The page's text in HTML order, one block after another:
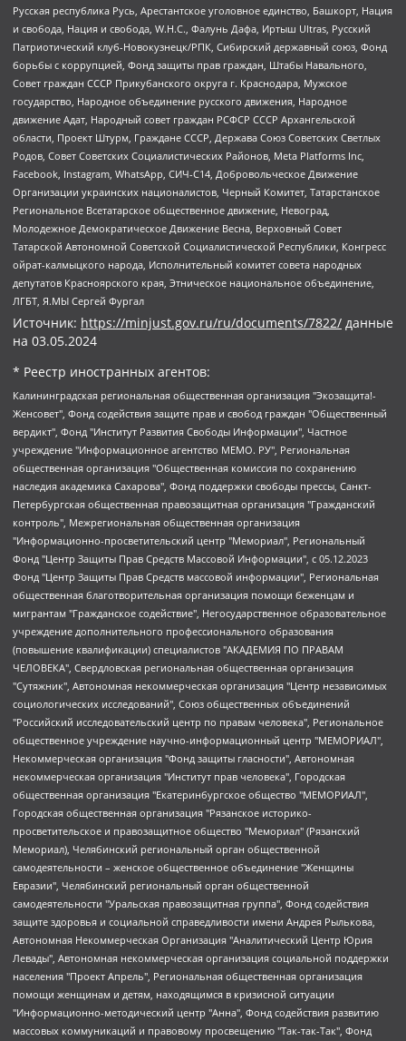
Русская республика Русь, Арестантское уголовное единство, Башкорт, Нация
и свобода, Нация и свобода, W.H.С., Фалунь Дафа, Иртыш Ultras, Русский
Патриотический клуб-Новокузнецк/РПК, Сибирский державный союз, Фонд
борьбы с коррупцией, Фонд защиты прав граждан, Штабы Навального,
Совет граждан СССР Прикубанского округа г. Краснодара, Мужское
государство, Народное объединение русского движения, Народное
движение Адат, Народный совет граждан РСФСР СССР Архангельской
области, Проект Штурм, Граждане СССР, Держава Союз Советских Светлых
Родов, Совет Советских Социалистических Районов, Meta Platforms Inc,
Facebook, Instagram, WhatsApp, СИЧ-С14, Добровольческое Движение
Организации украинских националистов, Черный Комитет, Татарстанское
Региональное Всетатарское общественное движение, Невоград,
Молодежное Демократическое Движение Весна, Верховный Совет
Татарской Автономной Советской Социалистической Республики, Конгресс
ойрат-калмыцкого народа, Исполнительный комитет совета народных
депутатов Красноярского края, Этническое национальное объединение,
ЛГБТ, Я.МЫ Сергей Фургал
Источник: https://minjust.gov.ru/ru/documents/7822/ данные
на 03.05.2024
* Реестр иностранных агентов:
Калининградская региональная общественная организация "Экозащита!-Женсовет", Фонд содействия защите прав и свобод граждан "Общественный вердикт", Фонд "Институт Развития Свободы Информации", Частное учреждение "Информационное агентство МЕМО. РУ", Региональная общественная организация "Общественная комиссия по сохранению наследия академика Сахарова", Фонд поддержки свободы прессы, Санкт-Петербургская общественная правозащитная организация "Гражданский контроль", Межрегиональная общественная организация "Информационно-просветительский центр "Мемориал", Региональный Фонд "Центр Защиты Прав Средств Массовой Информации", с 05.12.2023 Фонд "Центр Защиты Прав Средств массовой информации", Региональная общественная благотворительная организация помощи беженцам и мигрантам "Гражданское содействие", Негосударственное образовательное учреждение дополнительного профессионального образования (повышение квалификации) специалистов "АКАДЕМИЯ ПО ПРАВАМ ЧЕЛОВЕКА", Свердловская региональная общественная организация "Сутяжник", Автономная некоммерческая организация "Центр независимых социологических исследований", Союз общественных объединений "Российский исследовательский центр по правам человека", Региональное общественное учреждение научно-информационный центр "МЕМОРИАЛ", Некоммерческая организация "Фонд защиты гласности", Автономная некоммерческая организация "Институт прав человека", Городская общественная организация "Екатеринбургское общество "МЕМОРИАЛ", Городская общественная организация "Рязанское историко-просветительское и правозащитное общество "Мемориал" (Рязанский Мемориал), Челябинский региональный орган общественной самодеятельности – женское общественное объединение "Женщины Евразии", Челябинский региональный орган общественной самодеятельности "Уральская правозащитная группа", Фонд содействия защите здоровья и социальной справедливости имени Андрея Рылькова, Автономная Некоммерческая Организация "Аналитический Центр Юрия Левады", Автономная некоммерческая организация социальной поддержки населения "Проект Апрель", Региональная общественная организация помощи женщинам и детям, находящимся в кризисной ситуации "Информационно-методический центр "Анна", Фонд содействия развитию массовых коммуникаций и правовому просвещению "Так-так-Так", Фонд содействия устойчивому развитию "Серебряная тайга", Свердловский региональный общественный фонд социальных проектов "Новое время", "Idel.Реалии", Кавказ.Реалии, Крым.Реалии, Телеканал Настоящее Время, Татаро-башкирская служба Радио Свобода (Azatliq Radiosi), Радио Свободная Европа/Радио Свобода (PCE/PC), "Сибирь.Реалии", "Фактограф", Благотворительный фонд помощи осужденным и их семьям, Автономная некоммерческая организация "Институт глобализации и социальных движений", Фонд "В защиту прав заключенных", Частное учреждение "Центр поддержки и содействия развитию средств массовой информации", Пензенский региональный общественный благотворительный фонд "Гражданский союз", "Север.Реалии", Некоммерческая организация Фонд "Правовая инициатива", Общество с ограниченной ответственностью "Радио Свободная Европа/Радио Свобода", Чешское информационное агентство "MEDIUM-ORIENT", Красноярская региональная общественная организация "Мы против СПИДа", Камалягин Денис Николаевич, Маркелов Сергей Евгеньевич, Пономарев Лев Александрович, Савицкая Людмила Алексеевна, Автономная некоммерческая организация "Центр по работе с проблемой насилия "НАСИЛИЮ.НЕТ", Межрегиональный профессиональный союз работников здравоохранения "Альянс врачей", Юридическое лицо, зарегистрированное в Латвийской Республике, SIA "Medusa Project" (регистрационный номер 40103797863, дата регистрации 10.06.2014), Некоммерческая организация "Фонд по борьбе с коррупцией", Автономная некоммерческая организация "Институт права и публичной политики", Баданин Роман Сергеевич, Гликин Максим Александрович, Железнова Мария Михайловна, Лукьянова Юлия Сергеевна, Маетная Елизавета Витальевна, Маняхин Петр Борисович, Чуракова Ольга Владимировна, Ярош Юлия Петровна, Юридическое лицо "The Insider SIA", зарегистрированное в Риге, Латвийская Республика (дата регистрации 26.06.2015), являющееся администратором доменного имени интернет-издания "The Insider SIA", https://theins.ru, Постернак Алексей Евгеньевич, Рубин Михаил Аркадьевич, Анин Роман Александрович, Юридическое лицо Istories fonds, зарегистрированное в Латвийской Республике (регистрационный номер 50008295751, дата регистрации 24.02.2020), Великовский Дмитрий Александрович, Долинина Ирина Николаевна, Мароховская Алеся Алексеевна, Шлейнов Роман Юрьевич, Шмагун Олеся Валентиновна, Общество с ограниченной ответственностью "Альтаир 2021", Общество с ограниченной ответственностью "Вега 2021", Общество с ограниченной ответственностью "Главный редактор 2021", Общество с ограниченной ответственностью "Ромашки монолит", Важенков Артем Валерьевич, Ивановская областная общественная организация "Центр гендерных исследований", Гурман Юрий Альбертович, Медиапроект "ОВД-Инфо", Егоров Владимир Владимирович, Жилинский Владимир Александрович, Общество с ограниченной ответственностью "ЗП", Иванова София Юрьевна, Карезина Инна Павловна, Кильтау Екатерина Викторовна, Петров Алексей Викторович, Пискунов Сергей Евгеньевич, Смирнов Сергей Сергеевич, Тихонов Михаил Сергеевич, Общество с ограниченной ответственностью "ЖУРНАЛИСТ-ИНОСТРАННЫЙ АГЕНТ", Арапова Галина Юрьевна, Вольтская Татьяна Анатольевна, Американская компания "Mason G.E.S. Anonymous Foundation" (США), являющаяся владельцем интернет-издания https://mnews.world/, Компания "Stichting Bellingcat", зарегистрированная в Нидерландах (дата регистрации 11.07.2018), Захаров Андрей Вячеславович, Клепиковская Екатерина Дмитриевна, Общество с ограниченной ответственностью "МЕМО", Перл Роман Александрович, Симонов Евгений Алексеевич, Соловьева Елена Анатольевна, Сотников Даниил Владимирович, Сурначева Елизавета Дмитриевна, Автономная некоммерческая организация по защите прав человека и информированию населения "Якутия – Наше Мнение", Общество с ограниченной ответственностью "Москоу диджитал медиа", с 26.01.2023 Общество с ограниченной ответственностью "Чайка Белые сады", Ветошкина Валерия Валерьевна, Заговора Максим Александрович, Межрегиональное общественное движение "Российская ЛГБТ - сеть", Оленичев Максим Владимирович, Павлов Иван Юрьевич, Скворцова Елена Сергеевна, Общество с ограниченной ответственностью "Как бы инагент", Кочетков Игорь Викторович, Общество с ограниченной ответственностью "Честные выборы", Еланчик Олег Александрович, Общество с ограниченной ответственностью "Нобелевский призыв", Гималова Регина Эмилевна, Григорьев Андрей Валерьевич, Григорьева Алина Александровна, Ассоциация по содействию защите прав призывников, альтернативнослужащих и военнослужащих "Правозащитная группа "Гражданин.Армия.Право", Хисамова Регина Фаритовна, Автономная некоммерческая организация по реализации социально-правовых программ "Лилит", Дальневосточное общественное движение "Маяк", Санкт-Петербургская ЛГБТ-инициативная группа "Выход", Инициативная группа ЛГБТ+ "Реверс", Алексеев Андрей Викторович, Бекбулатова Таисия Львовна, Беляев Иван Михайлович, Владыкина Елена Сергеевна, Гельман Марат Александрович, Никульшина Вероника Юрьевна, Толоконникова Надежда Андреевна, Шендерович Виктор Анатольевич, Общество с ограниченной ответственностью "Данное сообщение", Общество с ограниченной ответственностью Издательский дом "Новая глава", Айнбиндер Александра Александровна, Московский комьюнити-центр для ЛГБТ+инициатив, Благотворительный фонд развития филантропии, Deutsche Welle (Германия, Kurt-Schumacher-Strasse 3, 53113 Bonn), Борзунова Мария Михайловна, Воробьев Виктор Викторович, Голубева Анна Львовна, Константинова Алла Михайловна, Малкова Ирина Владимировна, Мурадов Мурад Абдулгалимович, Осетинская Елизавета Николаевна, Понасенков Евгений Николаевич, Ганапольский Матвей Юрьевич, Киселев Евгений Алексеевич, Борухович Ирина Григорьевна, Дремин Иван Тимофеевич, Дубровский Дмитрий Викторович, Красноярская региональная общественная организация поддержки и развития альтернативных образовательных технологий и межкультурных коммуникаций "ИНТЕРРА", Маяковская Екатерина Алексеевна, Фейгин Марк Захарович, Филимонов Андрей Викторович, Дзугкоева Регина Николаевна, Доброхотов Роман Александрович, Дудь Юрий Александрович, Елкин Сергей Владимирович, Кругликов Кирилл Игоревич, Сабунаева Мария Леонидовна, Семенов Алексей Владимирович, Шаинян Карен Багратович, Шульман Екатерина Михайловна, Асафьев Артур Валерьевич, Вахштайн Виктор Семенович, Венедиктов Алексей Алексеевич, Лушникова Екатерина Евгеньевна, Волков Леонид Михайлович, Невзоров Александр Глебович, Пархоменко Сергей Борисович, Сироткин Ярослав Николаевич, Кара-Мурза Владимир Владимирович, Баранова Наталья Владимировна, Гозман Леонид Яковлевич, Кагарлицкий Борис Юльевич, Климарев Михаил Валерьевич, Милов Владимир Станиславович, Автономная некоммерческая организация Краснодарский центр современного искусства "Типография", Моргенштерн Алишер Тагирович, Соболь Любовь Эдуардовна, Общество с ограниченной ответственностью "ЛИЗА НОРМ", Каспаров Гарри Кимович, Ходорковский Михаил Борисович, Общество с ограниченной ответственностью "Апрельские тезисы", Данилович Ирина Брониславовна, Кашин Олег Владимирович, Петров Николай Владимирович, Пивоваров Алексей Владимирович, Соколов Михаил Владимирович, Цветкова Юлия Владимировна, Чичваркин Евгений Александрович, Комитет против пыток/Команда против пыток, Общество с ограниченной ответственностью "Первый научный", Общество с ограниченной ответственностью "Вертолет и ко", Белоцерковская Вероника Борисовна, Кац Максим Евгеньевич, Лазарева Татьяна Юрьевна, Шаведдинов Руслан Табризович, Яшин Илья Валерьевич, Общество с ограниченной ответственностью "Иноагент ААВ", Алешковский Дмитрий Петрович, Альбац Евгения Марковна, Быков Дмитрий Львович, Галямина Юлия Евгеньевна, Лойко Сергей Леонидович, Мартынов Кирилл Константинович, Медведев Сергей Александрович, Крашенинников Федор Геннадиевич, Гордеева Катерина Вл